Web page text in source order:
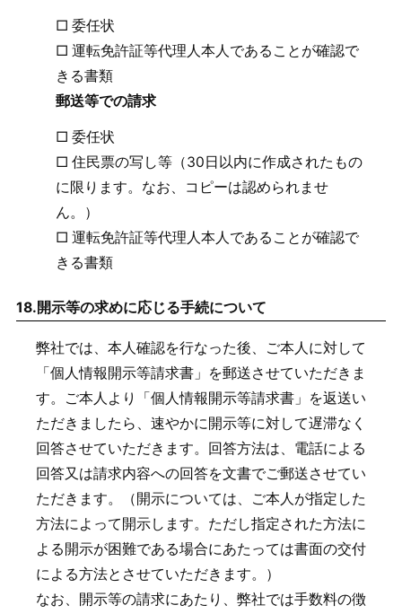
□ 委任状
□ 運転免許証等代理人本人であることが確認で
きる書類
郵送等での請求
□ 委任状
□ 住民票の写し等（30日以内に作成されたもの
に限ります。なお、コピーは認められませ
ん。）
□ 運転免許証等代理人本人であることが確認で
きる書類
18.開示等の求めに応じる手続について
弊社では、本人確認を行なった後、ご本人に対して
「個人情報開示等請求書」を郵送させていただきま
す。ご本人より「個人情報開示等請求書」を返送い
ただきましたら、速やかに開示等に対して遅滞なく
回答させていただきます。回答方法は、電話による
回答又は請求内容への回答を文書でご郵送させてい
ただきます。（開示については、ご本人が指定した
方法によって開示します。ただし指定された方法に
よる開示が困難である場合にあたっては書面の交付
による方法とさせていただきます。）
なお、開示等の請求にあたり、弊社では手数料の徴